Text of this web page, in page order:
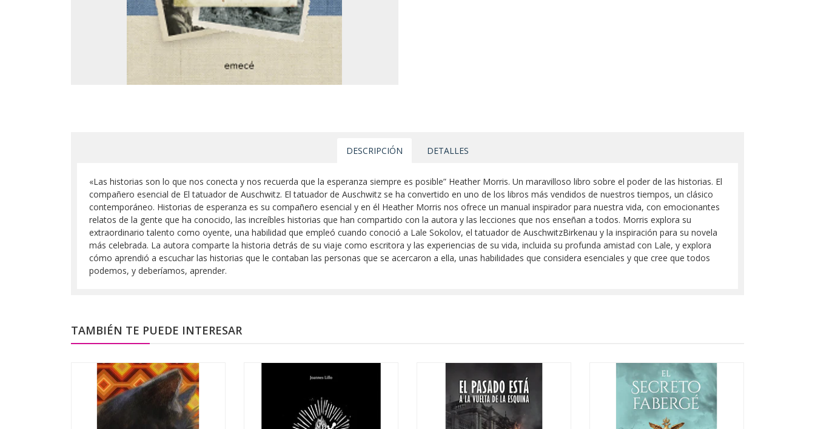
DESCRIPCIÓN DETALLES
«Las historias son lo que nos conecta y nos recuerda que la esperanza siempre es posible” Heather Morris. Un maravilloso libro sobre el poder de las historias. El
compañero esencial de El tatuador de Auschwitz. El tatuador de Auschwitz se ha convertido en uno de los libros más vendidos de nuestros tiempos, un clásico
contemporáneo. Historias de esperanza es su compañero esencial y en él Heather Morris nos ofrece un manual inspirador para nuestra vida, con emocionantes
relatos de la gente que ha conocido, las increíbles historias que han compartido con la autora y las lecciones que nos enseñan a todos. Morris explora su
extraordinario talento como oyente, una habilidad que empleó cuando conoció a Lale Sokolov, el tatuador de AuschwitzBirkenau y la inspiración para su novela
más celebrada. La autora comparte la historia detrás de su viaje como escritora y las experiencias de su vida, incluida su profunda amistad con Lale, y explora
cómo aprendió a escuchar las historias que le contaban las personas que se acercaron a ella, unas habilidades que considera esenciales y que cree que todos
podemos, y deberíamos, aprender.
TAMBIÉN TE PUEDE INTERESAR